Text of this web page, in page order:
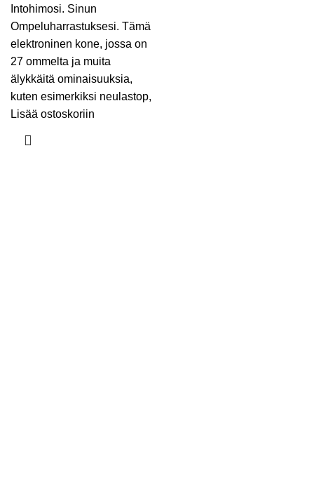
Intohimosi. Sinun
Ompeluharrastuksesi. Tämä
elektroninen kone, jossa on
27 ommelta ja muita
älykkäitä ominaisuuksia,
kuten esimerkiksi neulastop,
Lisää ostoskoriin